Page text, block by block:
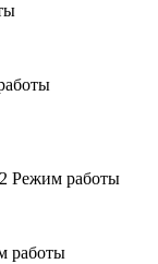
Режим работы
работы